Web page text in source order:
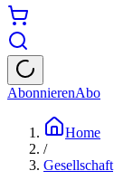
AbonnierenAbo
Home
/
Gesellschaft